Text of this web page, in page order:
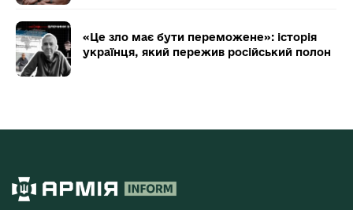
«Це зло має бути переможене»: історія
українця, який пережив російський полон